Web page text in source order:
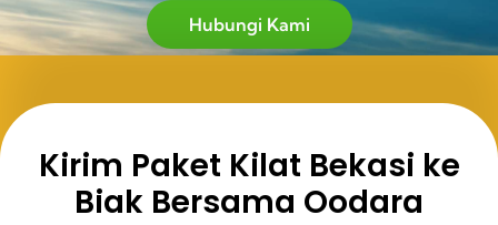
Hubungi Kami
Kirim Paket Kilat Bekasi ke
Biak Bersama Oodara